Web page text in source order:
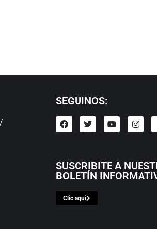
SEGUINOS:
SUSCRIBITE A
BOLETÍN
Clic aqui